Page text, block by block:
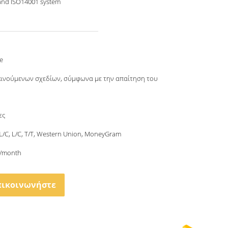
σχεδίων, σύμφωνα με την απαίτηση του
C, L/C, T/T, Western Union, MoneyGram
month